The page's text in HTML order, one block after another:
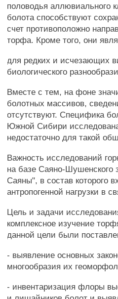
половодья аллювиального
болота способствуют
счет противоположно
торфа. Кроме того, они
для редких и исчезающих
биологического
Вместе с тем, на фоне
болотных массивов,
отсутствуют. Специфика
Южной Сибири
недостаточно для такой
Важность исследований
на базе Саяно-Шушенского
Саяны", в состав которого
антропогенной нагрузки в
Цель и задачи
комплексное изучение
данной цели были
- выявление основных
многообразия их
- инвентаризация флоры